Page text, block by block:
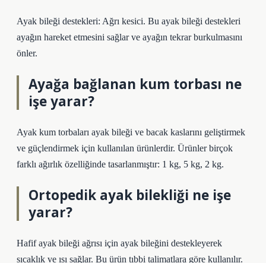
Ayak bileği destekleri: Ağrı kesici. Bu ayak bileği destekleri
ayağın hareket etmesini sağlar ve ayağın tekrar burkulmasını
önler.
Ayağa bağlanan kum torbası ne
işe yarar?
Ayak kum torbaları ayak bileği ve bacak kaslarını geliştirmek
ve güçlendirmek için kullanılan ürünlerdir. Ürünler birçok
farklı ağırlık özelliğinde tasarlanmıştır: 1 kg, 5 kg, 2 kg.
Ortopedik ayak bilekliği ne işe
yarar?
Hafif ayak bileği ağrısı için ayak bileğini destekleyerek
sıcaklık ve ısı sağlar. Bu ürün tıbbi talimatlara göre kullanılır.